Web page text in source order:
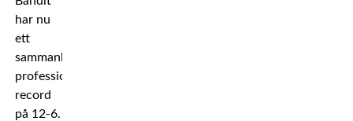
har nu
ett
sammanlagt
professionellt
record
på 12-6.